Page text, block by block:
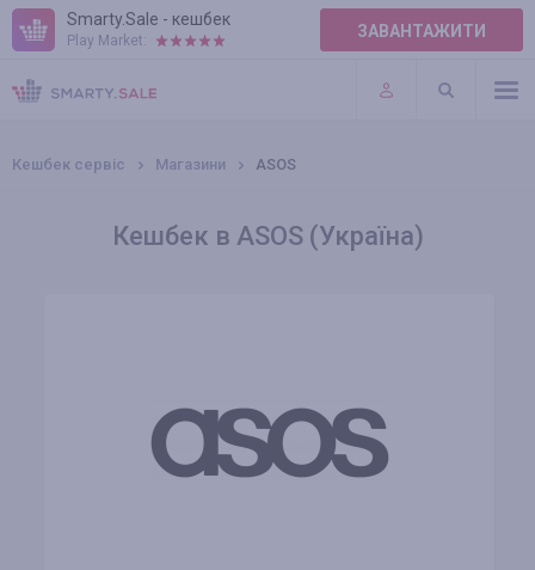
Smarty.Sale - кешбек
Play Market: ЗАВАНТАЖИТИ
ПРАВИЛА
ПЛАГІНИ
Кешбек сервіс Магазини ASOS
Кешбек в ASOS (Україна)